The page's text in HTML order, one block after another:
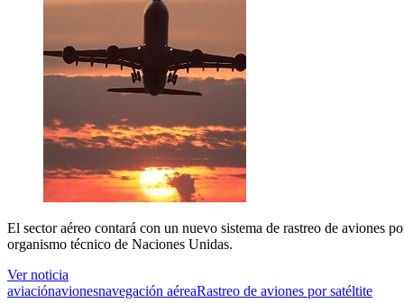
El sector aéreo contará con un nuevo sistema de rastreo de
organismo técnico de Naciones Unidas.
Ver noticia
aviaciónavionesnavegación aéreaRastreo de aviones por satéltite